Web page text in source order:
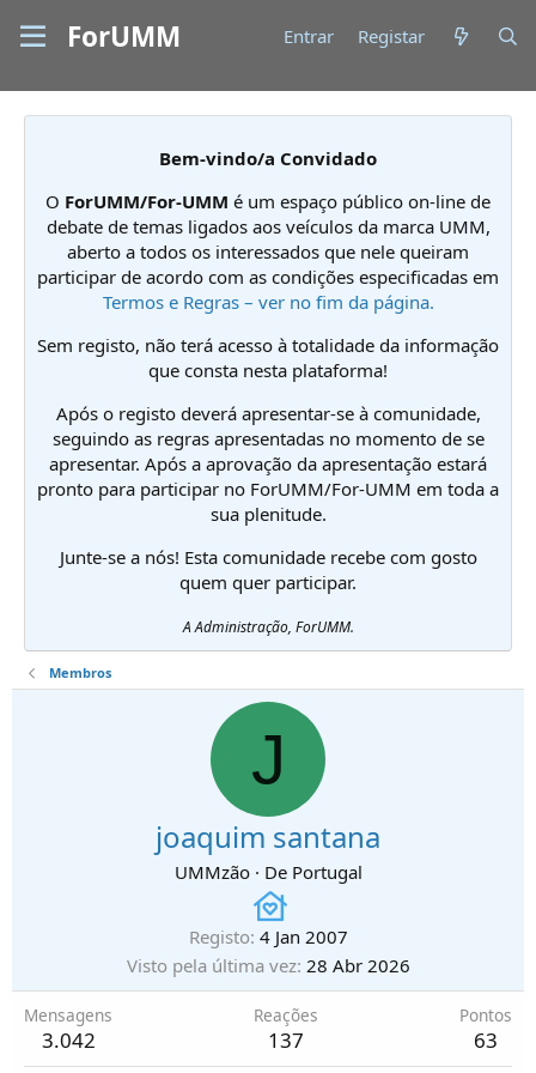
ForUMM Entrar Registar
Bem-vindo/a Convidado
O ForUMM/For-UMM é um espaço público on-line de
debate de temas ligados aos veículos da marca UMM,
aberto a todos os interessados que nele queiram
participar de acordo com as condições especificadas em
Termos e Regras – ver no fim da página.
Sem registo, não terá acesso à totalidade da informação
que consta nesta plataforma!
Após o registo deverá apresentar-se à comunidade,
seguindo as regras apresentadas no momento de se
apresentar. Após a aprovação da apresentação estará
pronto para participar no ForUMM/For-UMM em toda a
sua plenitude.
Junte-se a nós! Esta comunidade recebe com gosto
quem quer participar.
A Administração, ForUMM.
Membros
J
joaquim santana
UMMzão · De Portugal
Registo 4 Jan 2007
Visto pela última vez 28 Abr 2026
Mensagens
3.042
Reações
137
Pontos
63